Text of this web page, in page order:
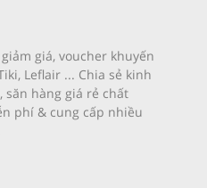
giá, voucher khuyến
Leflair ... Chia sẻ kinh
săn hàng giá rẻ chất
phí & cung cấp nhiều